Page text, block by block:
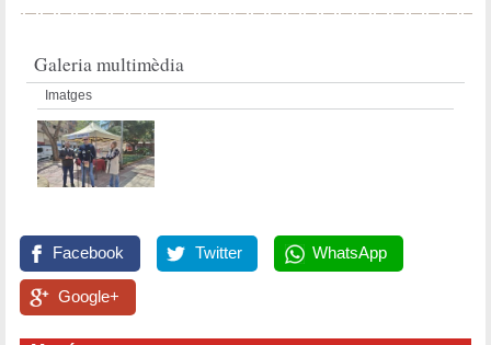
Galeria multimèdia
Imatges
Facebook Twitter WhatsApp
Google+